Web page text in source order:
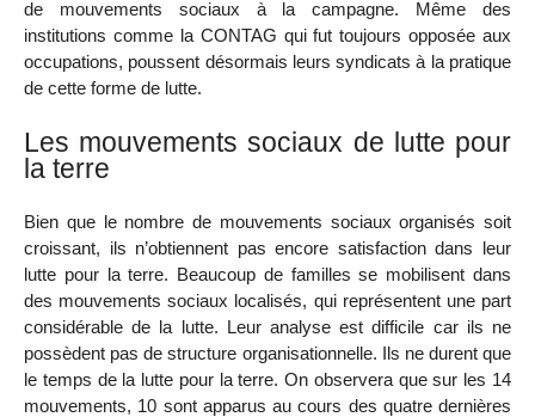
de mouvements sociaux à la campagne. Même des
institutions comme la CONTAG qui fut toujours opposée aux
occupations, poussent désormais leurs syndicats à la pratique
de cette forme de lutte.
Les mouvements sociaux de lutte pour
la terre
Bien que le nombre de mouvements sociaux organisés soit
croissant, ils n’obtiennent pas encore satisfaction dans leur
lutte pour la terre. Beaucoup de familles se mobilisent dans
des mouvements sociaux localisés, qui représentent une part
considérable de la lutte. Leur analyse est difficile car ils ne
possèdent pas de structure organisationnelle. Ils ne durent que
le temps de la lutte pour la terre. On observera que sur les 14
mouvements, 10 sont apparus au cours des quatre dernières